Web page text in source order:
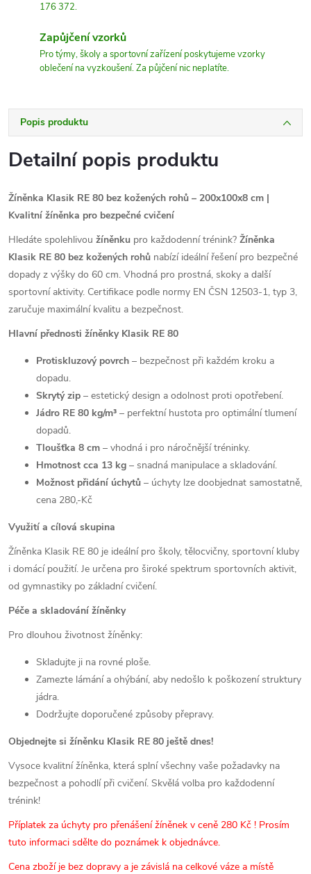
176 372.
Zapůjčení vzorků
Pro týmy, školy a sportovní zařízení poskytujeme vzorky
oblečení na vyzkoušení. Za půjčení nic neplatíte.
Popis produktu
Detailní popis produktu
Žíněnka Klasik RE 80 bez kožených rohů – 200x100x8 cm |
Kvalitní žíněnka pro bezpečné cvičení
Hledáte spolehlivou žíněnku pro každodenní trénink? Žíněnka
Klasik RE 80 bez kožených rohů nabízí ideální řešení pro bezpečné
dopady z výšky do 60 cm. Vhodná pro prostná, skoky a další
sportovní aktivity. Certifikace podle normy EN ČSN 12503-1, typ 3,
zaručuje maximální kvalitu a bezpečnost.
Hlavní přednosti žíněnky Klasik RE 80
Protiskluzový povrch – bezpečnost při každém kroku a
dopadu.
Skrytý zip – estetický design a odolnost proti opotřebení.
Jádro RE 80 kg/m³ – perfektní hustota pro optimální tlumení
dopadů.
Tloušťka 8 cm – vhodná i pro náročnější tréninky.
Hmotnost cca 13 kg – snadná manipulace a skladování.
Možnost přidání úchytů – úchyty lze doobjednat samostatně,
cena 280,-Kč
Využití a cílová skupina
Žíněnka Klasik RE 80 je ideální pro školy, tělocvičny, sportovní kluby
i domácí použití. Je určena pro široké spektrum sportovních aktivit,
od gymnastiky po základní cvičení.
Péče a skladování žíněnky
Pro dlouhou životnost žíněnky:
Skladujte ji na rovné ploše.
Zamezte lámání a ohýbání, aby nedošlo k poškození struktury
jádra.
Dodržujte doporučené způsoby přepravy.
Objednejte si žíněnku Klasik RE 80 ještě dnes!
Vysoce kvalitní žíněnka, která splní všechny vaše požadavky na
bezpečnost a pohodlí při cvičení. Skvělá volba pro každodenní
trénink!
Příplatek za úchyty pro přenášení žíněnek v ceně 280 Kč ! Prosím
tuto informaci sdělte do poznámek k objednávce.
Cena zboží je bez dopravy a je závislá na celkové váze a místě